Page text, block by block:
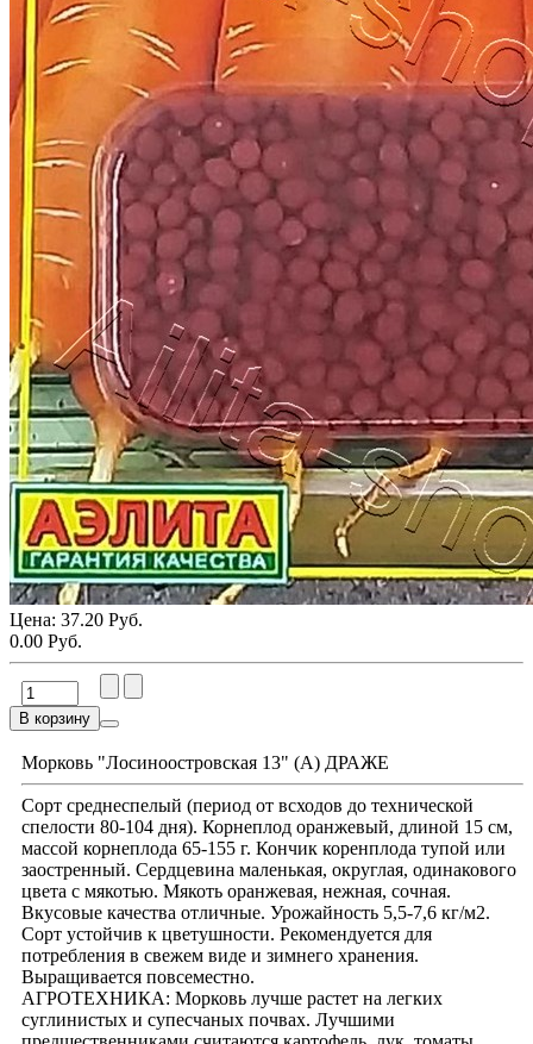
Цена: 37.20 Руб.
0.00 Руб.
В корзину
Морковь "Лосиноостровская 13" (А) ДРАЖЕ
Сорт среднеспелый (период от всходов до технической
спелости 80-104 дня). Корнеплод оранжевый, длиной 15 см,
массой корнеплода 65-155 г. Кончик коренплода тупой или
заостренный. Сердцевина маленькая, округлая, одинакового
цвета с мякотью. Мякоть оранжевая, нежная, сочная.
Вкусовые качества отличные. Урожайность 5,5-7,6 кг/м2.
Сорт устойчив к цветушности. Рекомендуется для
потребления в свежем виде и зимнего хранения.
Выращивается повсеместно.
АГРОТЕХНИКА: Морковь лучше растет на легких
суглинистых и супесчаных почвах. Лучшими